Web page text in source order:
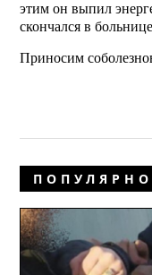
этим он выпил
скончался в
Приносим